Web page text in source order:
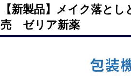
【新製品】メイク落と
売 ゼリア新薬